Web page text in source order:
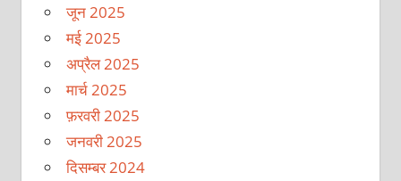
जून 2025
मई 2025
अप्रैल 2025
मार्च 2025
फ़रवरी 2025
जनवरी 2025
दिसम्बर 2024